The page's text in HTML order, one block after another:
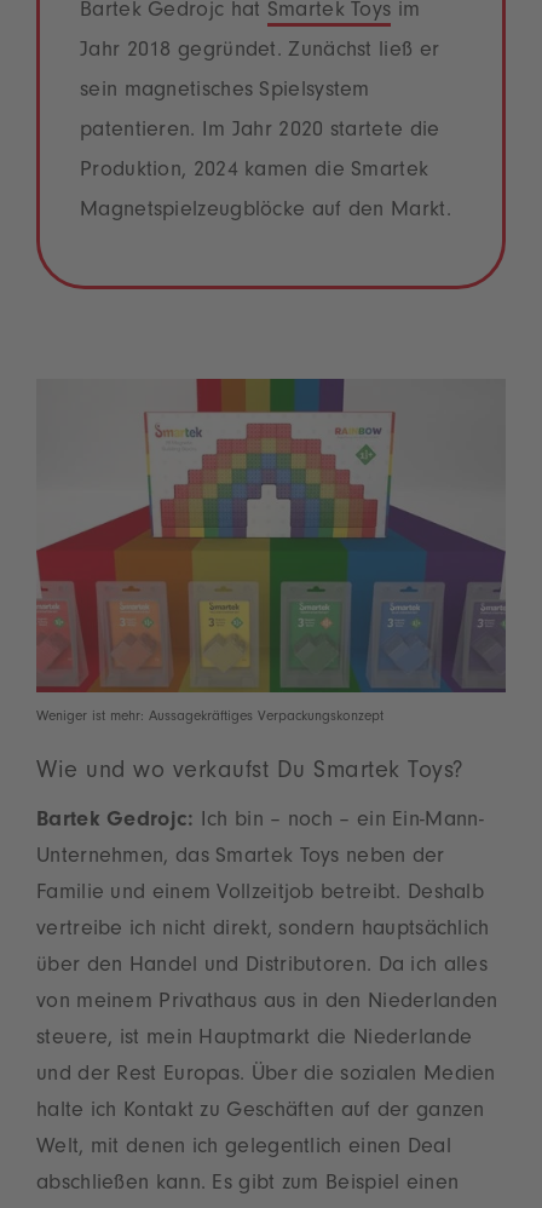
Bartek Gedrojc hat Smartek Toys im
Jahr 2018 gegründet. Zunächst ließ er
sein magnetisches Spielsystem
patentieren. Im Jahr 2020 startete die
Produktion, 2024 kamen die Smartek
Magnetspielzeugblöcke auf den Markt.
Weniger ist mehr: Aussagekräftiges Verpackungskonzept
Wie und wo verkaufst Du Smartek Toys?
Bartek Gedrojc: Ich bin – noch – ein Ein-Mann-
Unternehmen, das Smartek Toys neben der
Familie und einem Vollzeitjob betreibt. Deshalb
vertreibe ich nicht direkt, sondern hauptsächlich
über den Handel und Distributoren. Da ich alles
von meinem Privathaus aus in den Niederlanden
steuere, ist mein Hauptmarkt die Niederlande
und der Rest Europas. Über die sozialen Medien
halte ich Kontakt zu Geschäften auf der ganzen
Welt, mit denen ich gelegentlich einen Deal
abschließen kann. Es gibt zum Beispiel einen